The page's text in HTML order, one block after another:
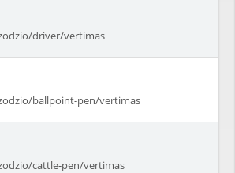
driver/vertimas
ballpoint-pen/vertimas
cattle-pen/vertimas